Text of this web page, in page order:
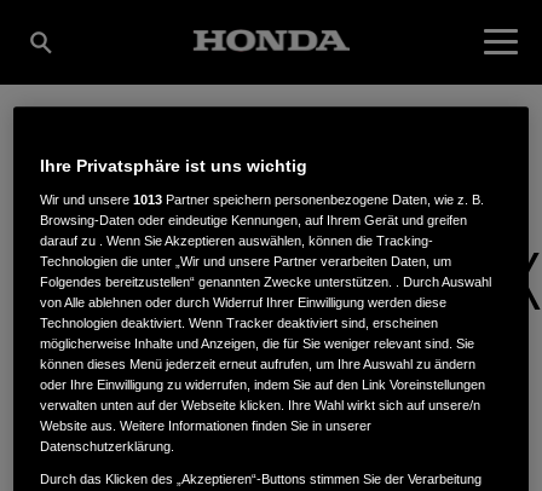
FORST- U.
LANDSCHAFTSTECHNIK
GMBH
Brandenburger St. 10c
Ihre Privatsphäre ist uns wichtig
Wir und unsere1013 Partner speichern personenbezogene Daten, wie z. B.
Browsing-Daten oder eindeutige Kennungen, auf Ihrem Gerät und greifen
darauf zu . Wenn Sie Akzeptieren auswählen, können die Tracking-
Technologien die unter „Wir und unsere Partner verarbeiten Daten, um
Folgendes bereitzustellen“ genannten Zwecke unterstützen. . Durch Auswahl
von Alle ablehnen oder durch Widerruf Ihrer Einwilligung werden diese
Technologien deaktiviert. Wenn Tracker deaktiviert sind, erscheinen
möglicherweise Inhalte und Anzeigen, die für Sie weniger relevant sind. Sie
können dieses Menü jederzeit erneut aufrufen, um Ihre Auswahl zu ändern
oder Ihre Einwilligung zu widerrufen, indem Sie auf den Link Voreinstellungen
verwalten unten auf der Webseite klicken. Ihre Wahl wirkt sich auf unsere/n
Website aus. Weitere Informationen finden Sie in unserer
Datenschutzerklärung.
Durch das Klicken des „Akzeptieren“-Buttons stimmen Sie der Verarbeitung